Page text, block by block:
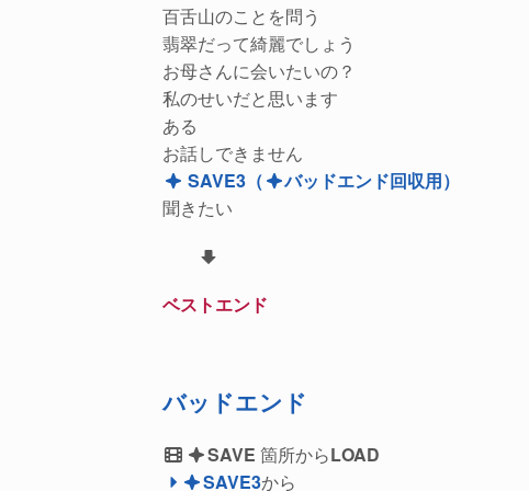
百舌山のことを問う
翡翠だって綺麗でしょう
お母さんに会いたいの？
私のせいだと思います
ある
お話しできません
SAVE3 （
バッドエンド回収用）
聞きたい
ベストエンド
バッドエンド
SAVE 箇所からLOAD
SAVE3から